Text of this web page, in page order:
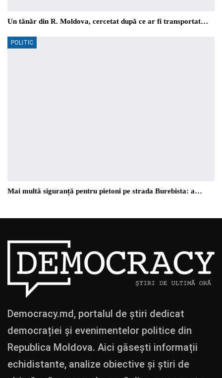
Un tânăr din R. Moldova, cercetat după ce ar fi transportat…
POLITIC
Mai multă siguranță pentru pietoni pe strada Burebista: a…
Democracy.md, portalul de știri dedicat
democrației și evenimentelor politice din
Republica Moldova. Aici găsești informații
echidistante, analize obiective și știri de